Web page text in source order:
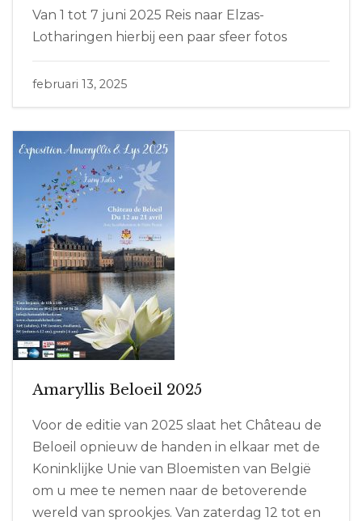
Van 1 tot 7 juni 2025 Reis naar Elzas-
Lotharingen hierbij een paar sfeer fotos
februari 13, 2025
Amaryllis Beloeil 2025
Voor de editie van 2025 slaat het Château de
Beloeil opnieuw de handen in elkaar met de
Koninklijke Unie van Bloemisten van België
om u mee te nemen naar de betoverende
wereld van sprookjes. Van zaterdag 12 tot en